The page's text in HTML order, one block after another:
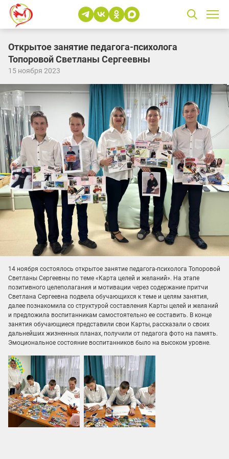
Открытое занятие педагога-психолога
Топоровой Светланы Сергеевны
15 ноября 2023
14 ноября состоялось открытое занятие педагога-психолога Топоровой
Светланы Сергеевны по теме «Карта целей и желаний». На этапе
позитивного целеполагания и мотивации через содержание притчи
Светлана Сергеевна подвела обучающихся к теме и целям занятия,
далее познакомила со структурой составления Карты целей и желаний
и предложила воспитанникам самостоятельно ее составить. В конце
занятия обучающиеся представили свои Карты, рассказали о своих
дальнейших жизненных планах, получили от педагога фото на память.
Эмоциональное состояние воспитанников было на высоком уровне.